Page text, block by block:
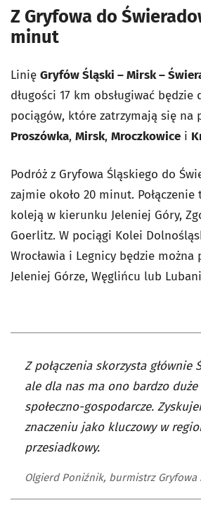
Z Gryfowa do
minut
Linię Gryfów Śląski – Mirsk –
długości 17 km obsługiwać będzie
pociągów, które zatrzymają się na
Proszówka, Mirsk, Mroczkowice i
Podróż z Gryfowa Śląskiego do
zajmie około 20 minut.
koleją w kierunku Jeleniej Góry,
Goerlitz. W pociągi Kolei
Wrocławia i Legnicy będzie można
Jeleniej Górze, Węglińcu lub
Z połączenia skorzysta głównie
ale dla nas ma ono bardzo duże
społeczno-gospodarcze.
znaczeniu jako kluczowy w
przesiadkowy.
Olgierd Poniźnik, burmistrz Gryfowa